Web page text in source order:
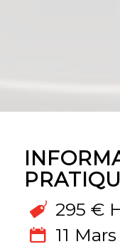
295 €
11